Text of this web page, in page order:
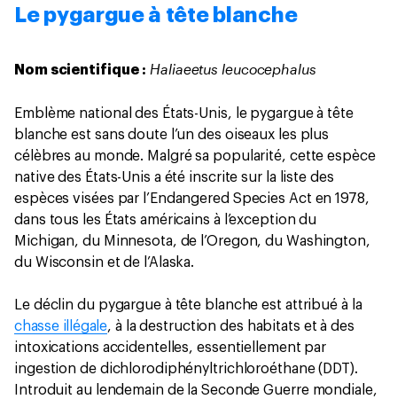
Le pygargue à tête blanche
Nom scientifique :Haliaeetus leucocephalus
Emblème national des États-Unis, le pygargue à tête
blanche est sans doute l’un des oiseaux les plus
célèbres au monde. Malgré sa popularité, cette espèce
native des États-Unis a été inscrite sur la liste des
espèces visées par l’Endangered Species Act en 1978,
dans tous les États américains à l’exception du
Michigan, du Minnesota, de l’Oregon, du Washington,
du Wisconsin et de l’Alaska.
Le déclin du pygargue à tête blanche est attribué à la
chasse illégale, à la destruction des habitats et à des
intoxications accidentelles, essentiellement par
ingestion de dichlorodiphényltrichloroéthane (DDT).
Introduit au lendemain de la Seconde Guerre mondiale,